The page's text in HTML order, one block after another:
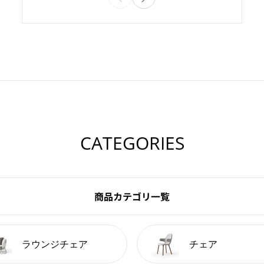
CATEGORIES
商品カテゴリ一覧
ラウンジチェア チェア